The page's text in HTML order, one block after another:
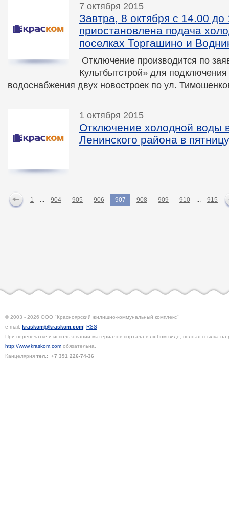
7 октября 2015
Завтра, 8 октября с 14.00 до
приостановлена подача
поселках Торгашино и
Отключение производится по
Культбытстрой» для подключения
водоснабжения двух новостроек по ул.
1 октября 2015
Отключение холодной воды
Ленинского района в
1 ... 904 905 906 907 908 909 910 ... 915
© 2003 - 2026 ООО "Красноярский жилищно-коммунальный комплекс"
e-mail: kraskom@kraskom.com| RSS
При перепечатке и использовании материалов портала в любом виде, полная ссылка на
http://www.kraskom.com обязательна.
Канцелярия тел.: +7 391 226-74-36